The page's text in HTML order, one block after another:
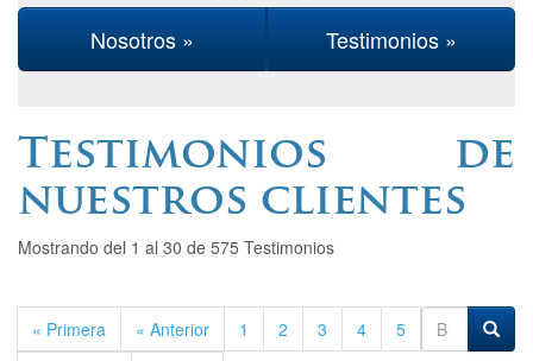
Nosotros » Testimonios »
Testimonios de
nuestros clientes
Mostrando del 1 al 30 de 575 Testimonios
« Primera « Anterior 1 2 3 4
5